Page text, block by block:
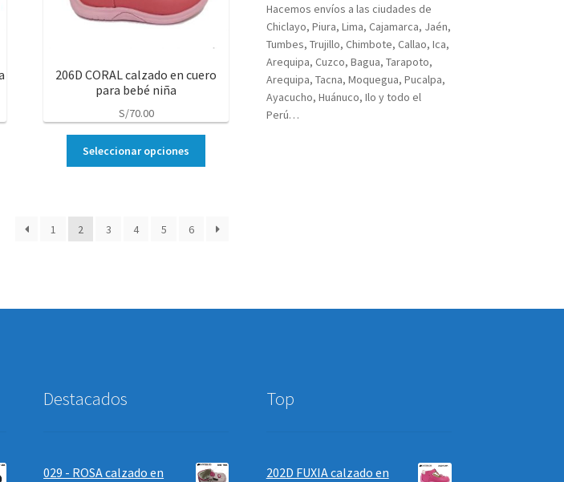
206D CORAL calzado en cuero
para bebé niña
S/70.00
Seleccionar opciones
1 2 3 4 5 6
Hacemos envíos a las ciudades de
Chiclayo, Piura, Lima, Cajamarca, Jaén,
Tumbes, Trujillo, Chimbote, Callao, Ica,
Arequipa, Cuzco, Bagua, Tarapoto,
Arequipa, Tacna, Moquegua, Pucalpa,
Ayacucho, Huánuco, Ilo y todo el
Perú…
Destacados
029 - ROSA calzado en
Top
202D FUXIA calzado en